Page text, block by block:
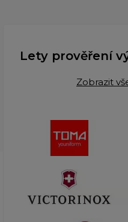
Lety prověření
Zobrazit